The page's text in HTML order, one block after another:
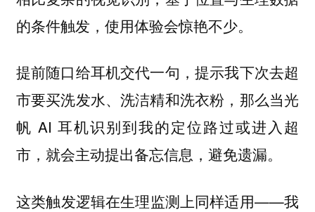
的条件触发，使用体验会惊艳不少。
提前随口给耳机交代一句，提示我下次去超
市要买洗发水、洗洁精和洗衣粉，那么当光
帆 AI 耳机识别到我的定位路过或进入超
市，就会主动提出备忘信息，避免遗漏。
这类触发逻辑在生理监测上同样适用——我